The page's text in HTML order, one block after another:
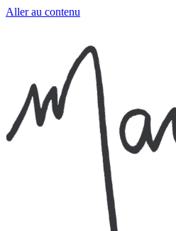
Aller au contenu